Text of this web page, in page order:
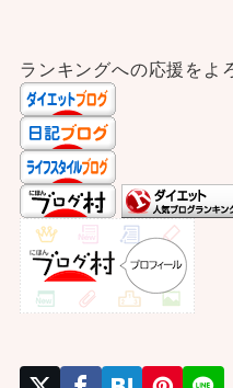
ランキングへの応援をよ